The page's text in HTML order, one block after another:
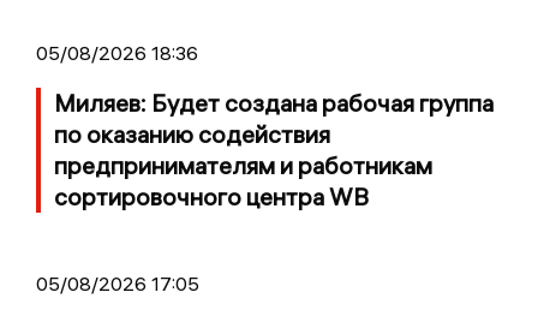
05/08/2026 18:36
Миляев: Будет создана рабочая группа
по оказанию содействия
предпринимателям и работникам
сортировочного центра WB
05/08/2026 17:05